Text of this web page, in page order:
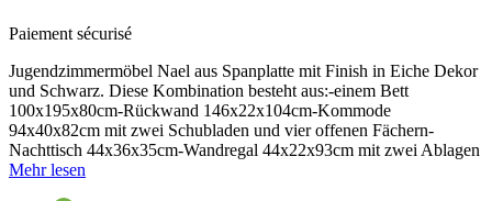
Paiement sécurisé
Jugendzimmermöbel Nael aus Spanplatte mit Finish in Eiche Dekor
und Schwarz. Diese Kombination besteht aus:-einem Bett
100x195x80cm-Rückwand 146x22x104cm-Kommode
94x40x82cm mit zwei Schubladen und vier offenen Fächern-
Nachttisch 44x36x35cm-Wandregal 44x22x93cm mit zwei Ablagen
Mehr lesen